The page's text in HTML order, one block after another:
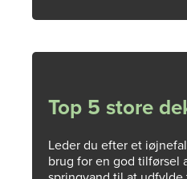
Top 5 store
Leder du efter et
brug for en god tilførsel